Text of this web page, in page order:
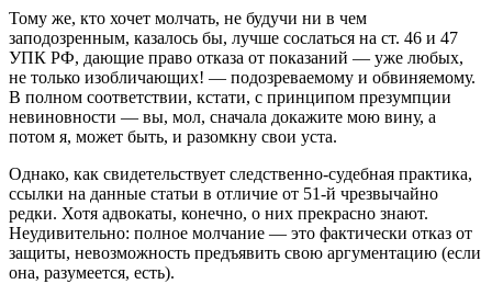
Тому же, кто хочет молчать, не будучи ни в чем
заподозренным, казалось бы, лучше сослаться на ст. 46 и 47
УПК РФ, дающие право отказа от показаний — уже любых,
не только изобличающих! — подозреваемому и обвиняемому.
В полном соответствии, кстати, с принципом презумпции
невиновности — вы, мол, сначала докажите мою вину, а
потом я, может быть, и разомкну свои уста.
Однако, как свидетельствует следственно-судебная практика,
ссылки на данные статьи в отличие от 51‑й чрезвычайно
редки. Хотя адвокаты, конечно, о них прекрасно знают.
Неудивительно: полное молчание — это фактически отказ от
защиты, невозможность предъявить свою аргументацию (если
она, разумеется, есть).